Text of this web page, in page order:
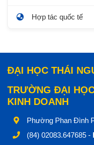
Hợp tác quốc tế
ĐẠI HỌC THÁI
TRƯỜNG ĐẠI
KINH DOANH
Phường Phan Đình
(84) 02083.647685 -